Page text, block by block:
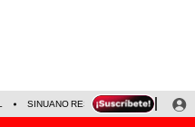
SINUANO RESULTADOS HOY